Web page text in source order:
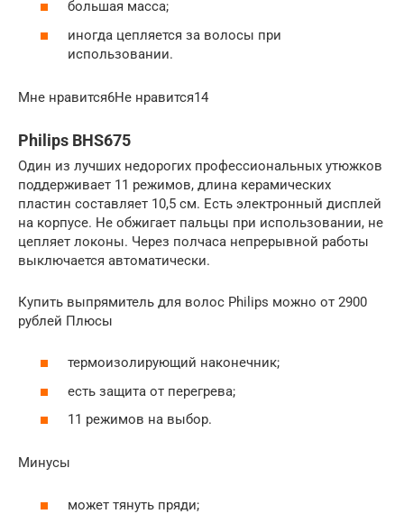
большая масса;
иногда цепляется за волосы при
использовании.
Мне нравится6Не нравится14
Philips BHS675
Один из лучших недорогих профессиональных утюжков
поддерживает 11 режимов, длина керамических
пластин составляет 10,5 см. Есть электронный дисплей
на корпусе. Не обжигает пальцы при использовании, не
цепляет локоны. Через полчаса непрерывной работы
выключается автоматически.
Купить выпрямитель для волос Philips можно от 2900
рублей Плюсы
термоизолирующий наконечник;
есть защита от перегрева;
11 режимов на выбор.
Минусы
может тянуть пряди;